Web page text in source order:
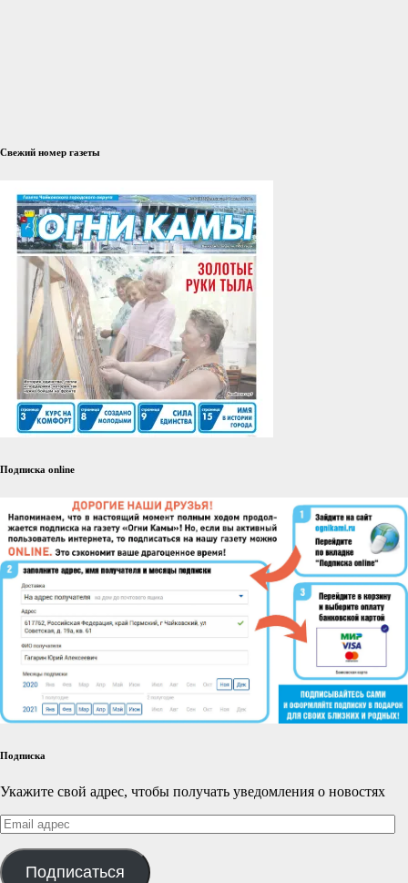
Свежий номер газеты
Подписка online
Подписка
Укажите свой адрес, чтобы получать уведомления о новостях
Email
адрес
Подписаться